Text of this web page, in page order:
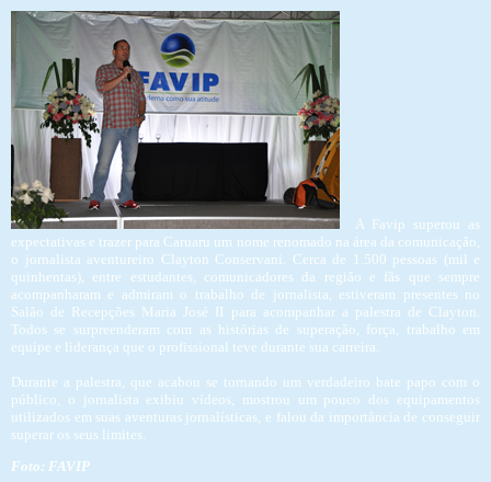
A Favip superou as
expectativas e trazer para Caruaru um nome renomado na área da comunicação,
o jornalista aventureiro Clayton Conservani. Cerca de 1.500 pessoas (mil e
quinhentas), entre estudantes, comunicadores da região e fãs que sempre
acompanharam e admiram o trabalho de jornalista, estiveram presentes no
Salão de Recepções Maria José II para acompanhar a palestra de Clayton.
Todos se surpreenderam com as histórias de superação, força, trabalho em
equipe e liderança que o profissional teve durante sua carreira.
Durante a palestra, que acabou se tornando um verdadeiro bate papo com o
público, o jornalista exibiu vídeos, mostrou um pouco dos equipamentos
utilizados em suas aventuras jornalísticas, e falou da importância de conseguir
superar os seus limites.
Foto: FAVIP